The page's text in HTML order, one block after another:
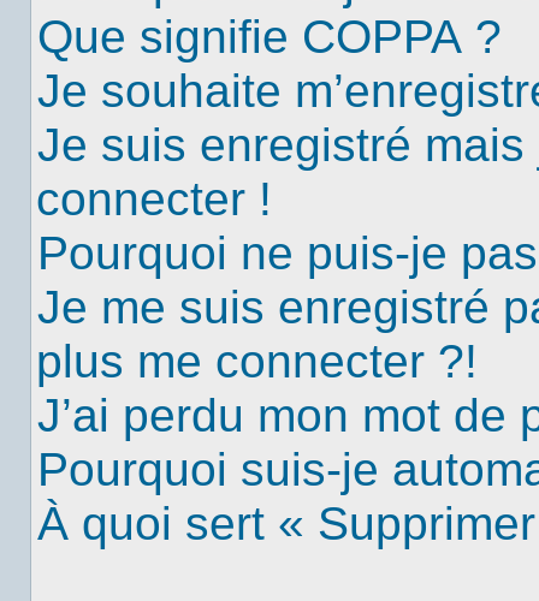
Que signifie COPPA ?
Je souhaite
Je suis enregistré
connecter !
Pourquoi ne puis-je
Je me suis enregistré
plus me connecter ?!
J’ai perdu mon mot de
Pourquoi suis-je
À quoi sert «